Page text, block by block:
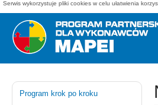
Serwis wykorzystuje pliki cookies w celu ułatwienia
Program krok po kroku